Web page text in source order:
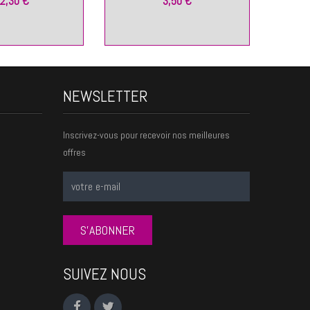
NEWSLETTER
Inscrivez-vous pour recevoir nos meilleures
offres
S'ABONNER
SUIVEZ NOUS